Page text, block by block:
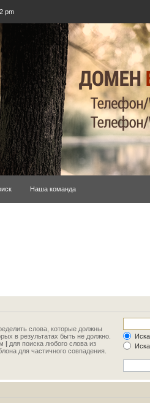
pm
Наша команда
слова, которые должны
в результатах быть не должно.
| для поиска любого слова из
для частичного совпадения.